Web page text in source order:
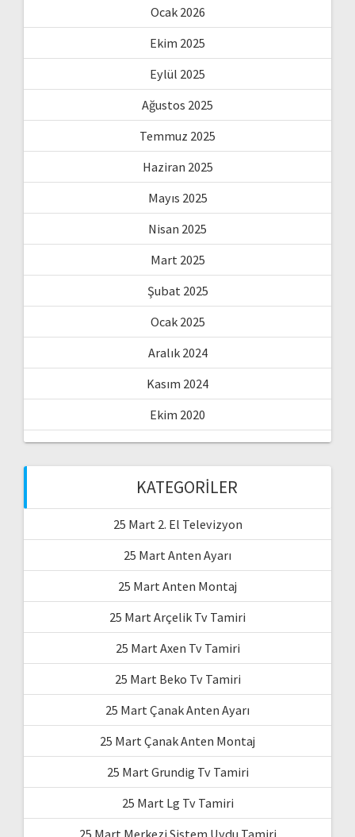
Ocak 2026
Ekim 2025
Eylül 2025
Ağustos 2025
Temmuz 2025
Haziran 2025
Mayıs 2025
Nisan 2025
Mart 2025
Şubat 2025
Ocak 2025
Aralık 2024
Kasım 2024
Ekim 2020
KATEGORILER
25 Mart 2. El Televizyon
25 Mart Anten Ayarı
25 Mart Anten Montaj
25 Mart Arçelik Tv Tamiri
25 Mart Axen Tv Tamiri
25 Mart Beko Tv Tamiri
25 Mart Çanak Anten Ayarı
25 Mart Çanak Anten Montaj
25 Mart Grundig Tv Tamiri
25 Mart Lg Tv Tamiri